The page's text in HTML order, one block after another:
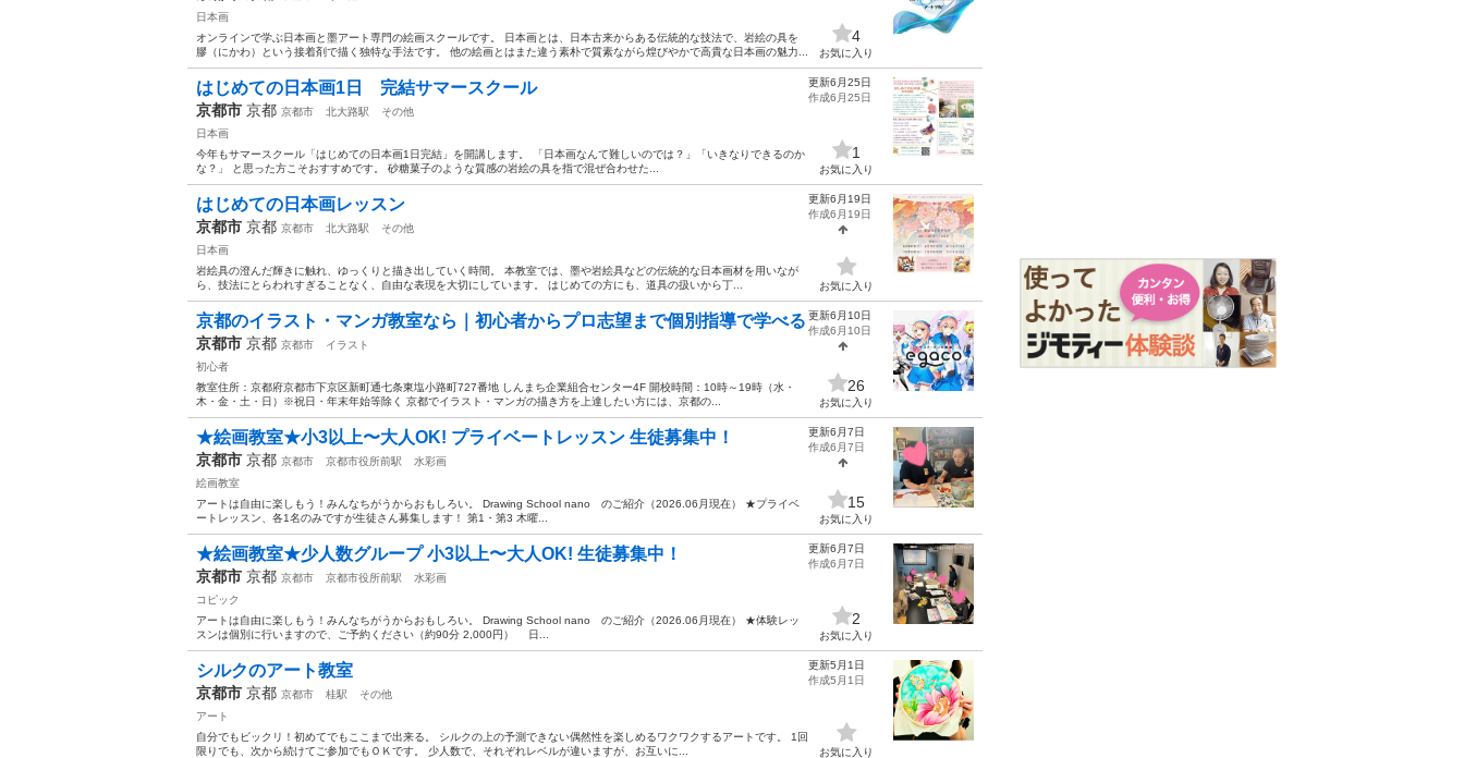
日本画
オンラインで学ぶ日本画と墨アート専門の絵画スクールです。 日本画とは、日本古来からある伝統的な技法で、岩絵の具を
膠（にかわ）という接着剤で描く独特な手法です。 他の絵画とはまた違う素朴で質素ながら煌びやかで高貴な日本画の魅力...
4
お気に入り
はじめての日本画1日 完結サマースクール
京都市 京都 京都市 北大路駅
その他
日本画
今年もサマースクール「はじめての日本画1日完結」を開講します。 「日本画なんて難しいのでは？」「いきなりできるのか
な？」 と思った方こそおすすめです。 砂糖菓子のような質感の岩絵の具を指で混ぜ合わせた...
更新6月25日
作成6月25日
1
お気に入り
はじめての日本画レッスン
京都市 京都 京都市 北大路駅
その他
日本画
岩絵具の澄んだ輝きに触れ、ゆっくりと描き出していく時間。 本教室では、墨や岩絵具などの伝統的な日本画材を用いなが
ら、技法にとらわれすぎることなく、自由な表現を大切にしています。 はじめての方にも、道具の扱いから丁...
更新6月19日
作成6月19日
お気に入り
京都のイラスト・マンガ教室なら｜初心者からプロ志望まで個別指導で学べる
京都市 京都 京都市
イラスト
初心者
教室住所：京都府京都市下京区新町通七条東塩小路町727番地 しんまち企業組合センター4F 開校時間：10時～19時（水・
木・金・土・日）※祝日・年末年始等除く 京都でイラスト・マンガの描き方を上達したい方には、京都の...
更新6月10日
作成6月10日
26
お気に入り
★絵画教室★小3以上〜大人OK! プライベートレッスン 生徒募集中！
京都市 京都 京都市 京都市役所前駅
水彩画
絵画教室
アートは自由に楽しもう！みんなちがうからおもしろい。 Drawing School nano のご紹介（2026.06月現在） ★プライベ
ートレッスン、各1名のみですが生徒さん募集します！ 第1・第3 木曜...
更新6月7日
作成6月7日
15
お気に入り
★絵画教室★少人数グループ 小3以上〜大人OK! 生徒募集中！
京都市 京都 京都市 京都市役所前駅
水彩画
コピック
アートは自由に楽しもう！みんなちがうからおもしろい。 Drawing School nano のご紹介（2026.06月現在） ★体験レッ
スンは個別に行いますので、ご予約ください（約90分 2,000円） 日...
更新6月7日
作成6月7日
2
お気に入り
シルクのアート教室
京都市 京都 京都市 桂駅
その他
アート
自分でもビックリ！初めてでもここまで出来る。 シルクの上の予測できない偶然性を楽しめるワクワクするアートです。 1回
限りでも、次から続けてご参加でもＯＫです。 少人数で、それぞれレベルが違いますが、お互いに...
更新5月1日
作成5月1日
お気に入り